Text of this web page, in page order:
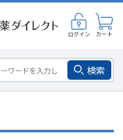
ログイン カート
検索